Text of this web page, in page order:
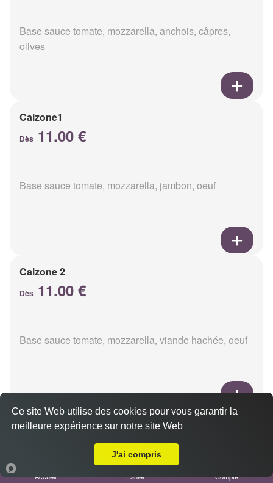
Base sauce tomate, mozzarella, anchois, câpres,
olives
Calzone1
Dès 11.00 €
Base sauce tomate, mozzarella, jambon, oeuf
Calzone 2
Dès 11.00 €
Base sauce tomate, mozzarella, viande hachée, oeuf
Calzon 3
Accueil Panier Compte
Ce site Web utilise des cookies pour vous garantir la
meilleure expérience sur notre site Web
J'ai compris